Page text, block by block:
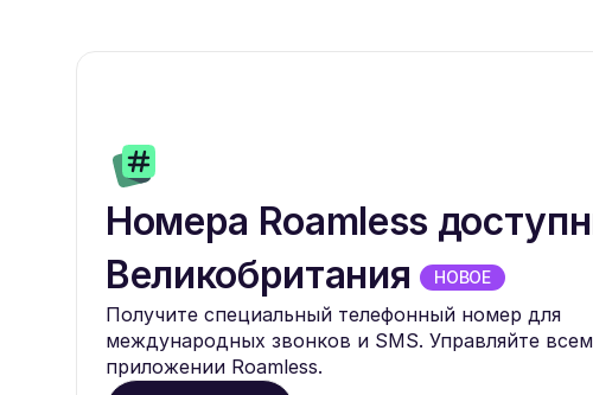
Номера Roamless
Великобритания
НОВОЕ
Получите специальный телефонный номер для
международных звонков и SMS. Управляйте
приложении Roamless.